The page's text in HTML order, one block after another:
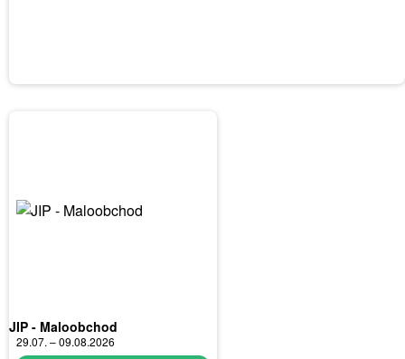
JIP - Maloobchod
29.07. – 09.08.2026